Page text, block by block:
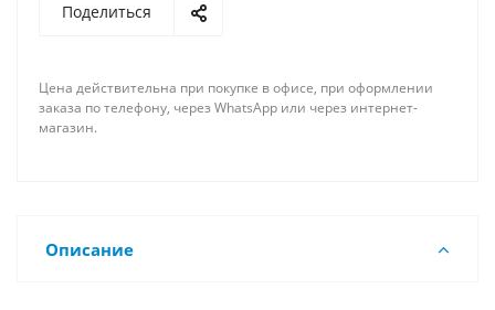
Поделиться
Цена действительна при покупке в офисе, при оформлении
заказа по телефону, через WhatsApp или через интернет-
магазин.
Описание